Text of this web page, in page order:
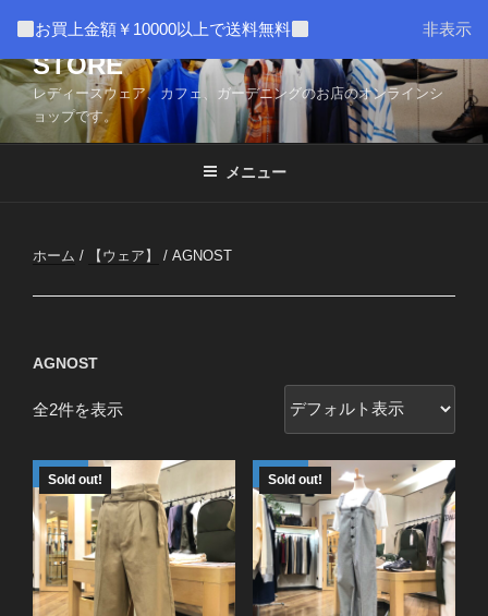
お買上金額￥10000以上で送料無料 非表示
テ
ン
ツ
へ
AMUSER * CAFE HOME WEB
STORE
レディースウェア、カフェ、ガーデニングのお店のオンラインシ
ョップです。
メニュー
ホーム / 【ウェア】 / AGNOST
AGNOST
全2件を表示
Sold out! Sold out!